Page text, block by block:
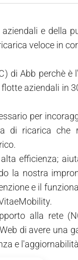
e della
veloce in
di Abb perchè
aziendali in
per
ricarica che
efficienza;
la nostra
e il
alla rete
di avere una
e